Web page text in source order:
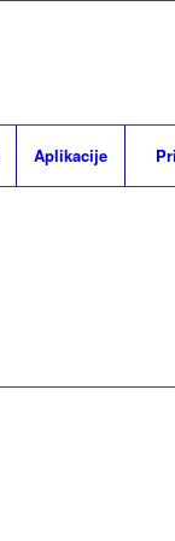
Aplikacije